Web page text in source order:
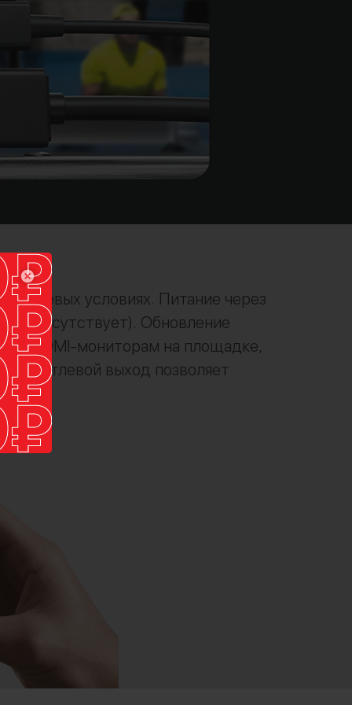
полевых условиях. Питание через
отсутствует). Обновление
к HDMI-мониторам на площадке,
Петлевой выход позволяет